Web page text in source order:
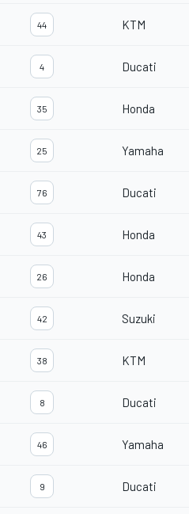
44 KTM
4 Ducati
35 Honda
25 Yamaha
76 Ducati
43 Honda
26 Honda
42 Suzuki
38 KTM
8 Ducati
46 Yamaha
9 Ducati